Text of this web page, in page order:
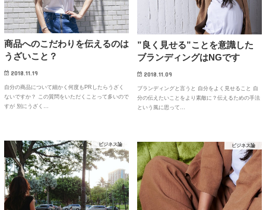
商品へのこだわりを伝えるのは
うざいこと？
2018.11.19
自分の商品について細かく何度もPRしたらうざく
ないですか？ この質問をいただくことって多いので
すが 別にうざく…
”良く見せる”ことを意識した
ブランディングはNGです
2018.11.09
ブランディングと言うと 自分をよく見せること 自
分の伝えたいことをより素敵に？伝えるための手法
という風に思って…
ビジネス論 ビジネス論